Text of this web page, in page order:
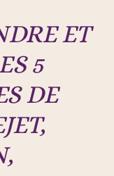
ET
5
DE